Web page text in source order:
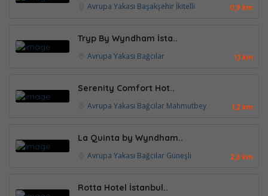
Avrupa Yakası Başakşehir İkitelli 0,9 km
Tryp By Wyndham İsta..
Avrupa Yakası Bağcılar 1,1 km
Serenity Comfort Hot..
Avrupa Yakası Bağcılar Mahmutbey 1,2 km
La Quinta by Wyndham..
Avrupa Yakası Bağcılar Güneşli 2,6 km
Rotta Hotel İstanbul..